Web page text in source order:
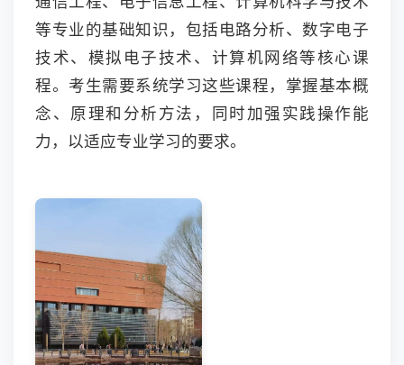
等专业的基础知识，包括电路分析、数字电子
技术、模拟电子技术、计算机网络等核心课
程。考生需要系统学习这些课程，掌握基本概
念、原理和分析方法，同时加强实践操作能
力，以适应专业学习的要求。